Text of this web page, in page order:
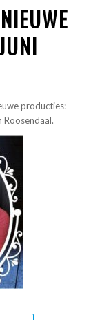
producties:
Roosendaal.